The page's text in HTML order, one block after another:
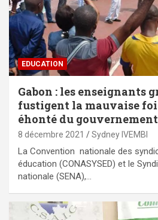
EDUCATION
Gabon : les enseignants
fustigent la mauvaise foi
éhonté du gouvernement
8 décembre 2021 Sydney IVEMBI
La Convention nationale des
éducation (CONASYSED) et le
nationale (SENA),…